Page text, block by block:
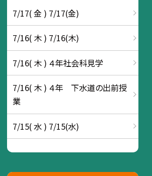
7/17( 金 ) 7/17(金)
7/16( 木 ) 7/16(木)
7/16( 木 ) ４年社会科見学
7/16( 木 ) ４年 下水道の出前授
業
7/15( 水 ) 7/15(水)